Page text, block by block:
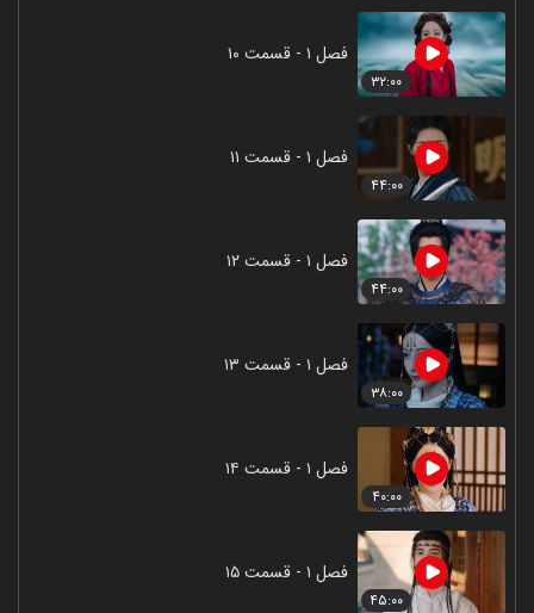
۳۲:۰۰
فصل ۱ - قسمت ۱۰
۴۴:۰۰
فصل ۱ - قسمت ۱۱
۴۴:۰۰
فصل ۱ - قسمت ۱۲
۳۸:۰۰
فصل ۱ - قسمت ۱۳
۴۰:۰۰
فصل ۱ - قسمت ۱۴
۴۵:۰۰
فصل ۱ - قسمت ۱۵